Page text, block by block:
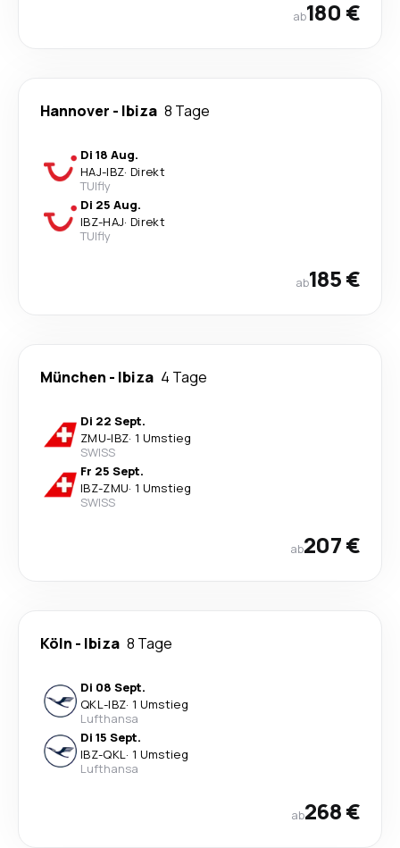
ab180 €
Hannover - Ibiza 8 Tage
Di 18 Aug.
HAJ-IBZ· Direkt
TUIfly
Di 25 Aug.
IBZ-HAJ· Direkt
TUIfly
ab185 €
München - Ibiza 4 Tage
Di 22 Sept.
ZMU-IBZ· 1 Umstieg
SWISS
Fr 25 Sept.
IBZ-ZMU· 1 Umstieg
SWISS
ab207 €
Köln - Ibiza 8 Tage
Di 08 Sept.
QKL-IBZ· 1 Umstieg
Lufthansa
Di 15 Sept.
IBZ-QKL· 1 Umstieg
Lufthansa
ab268 €